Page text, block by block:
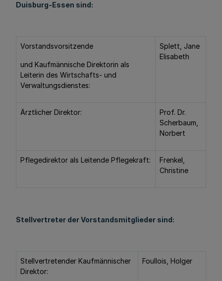
Duisburg-Essen sind:
Vorstandsvorsitzende
und Kaufmännische Direktorin als
Leiterin des Wirtschafts- und
Verwaltungsdienstes:
Splett, Jane
Elisabeth
Ärztlicher Direktor:
Prof. Dr.
Scherbaum,
Norbert
Pflegedirektor als Leitende Pflegekraft:
Frenkel,
Christine
Stellvertreter der Vorstandsmitglieder sind:
Stellvertretender Kaufmännischer
Direktor:
Foullois, Holger